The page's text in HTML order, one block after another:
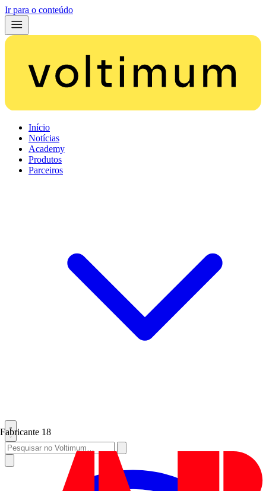
Ir para o conteúdo
Início
Notícias
Academy
Produtos
Parceiros
Fabricante 18